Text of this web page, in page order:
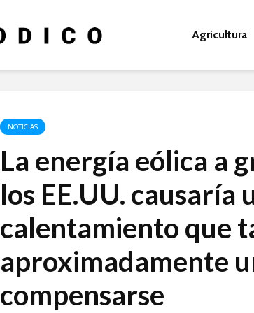
Agricultura
NOTICIAS
La energía eólica a
los EE.UU. causaría
calentamiento que
aproximadamente
compensarse